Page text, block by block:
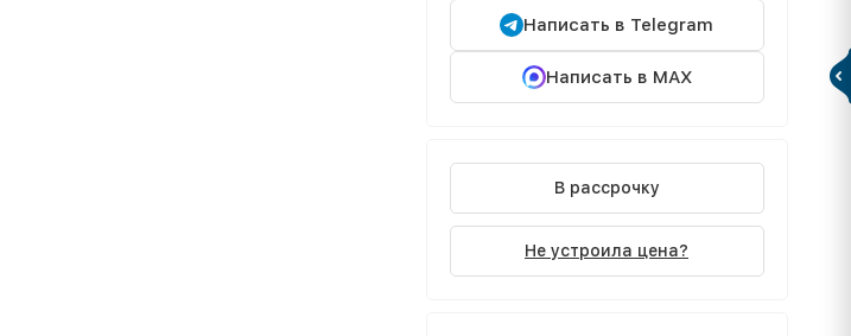
Написать в Telegram
Написать в MAX
В рассрочку
Не устроила цена?